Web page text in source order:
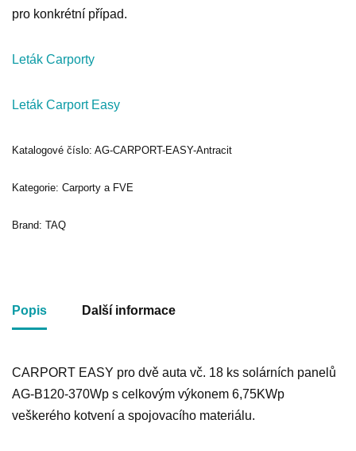
pro konkrétní případ.
Leták Carporty
Leták Carport Easy
Katalogové číslo: AG-CARPORT-EASY-Antracit
Kategorie: Carporty a FVE
Brand: TAQ
Popis Další informace
CARPORT EASY pro dvě auta vč. 18 ks solárních panelů
AG-B120-370Wp s celkovým výkonem 6,75KWp
veškerého kotvení a spojovacího materiálu.